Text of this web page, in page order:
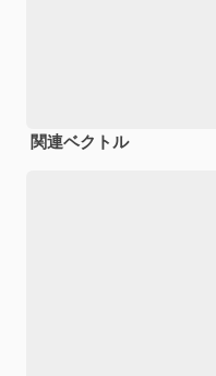
関連ベクトル